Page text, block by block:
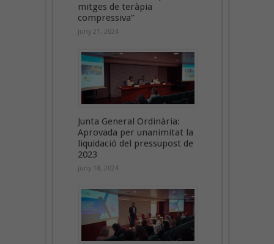
mitges de teràpia
compressiva”
juny 21, 2024
Junta General Ordinària:
Aprovada per unanimitat la
liquidació del pressupost de
2023
juny 18, 2024